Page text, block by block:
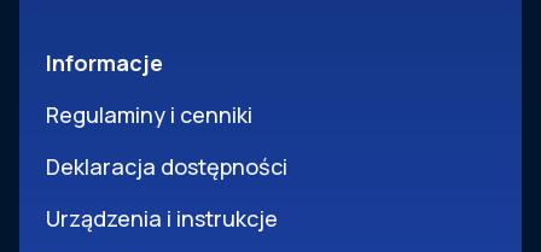
Informacje
Regulaminy i cenniki
Deklaracja dostępności
Urządzenia i instrukcje